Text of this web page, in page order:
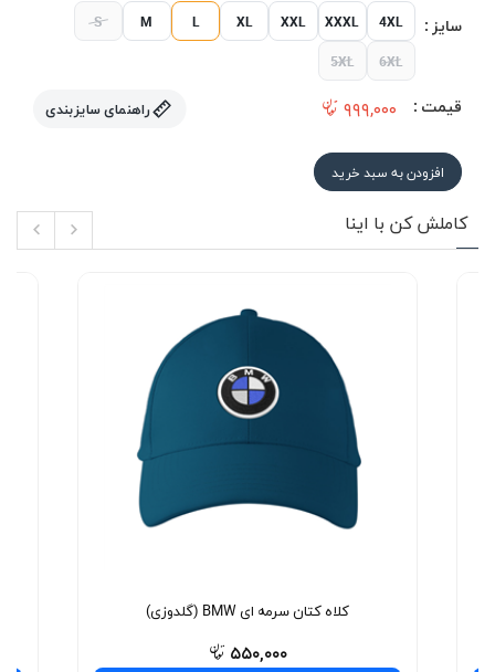
سایز : S M L XL XXL XXXL 4XL
5XL 6XL
قیمت : ۹۹۹,۰۰۰ راهنمای سایزبندی
افزودن به سبد خرید
کاملش کن با اینا
کلاه کتان سرمه ای BMW (گلدوزی)
۵۵۰,۰۰۰